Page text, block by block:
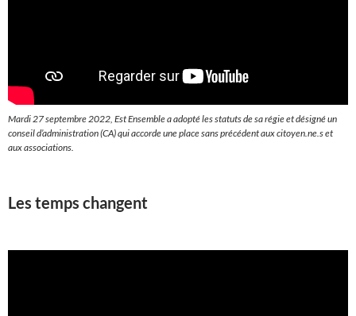
Mardi 27 septembre 2022, Est Ensemble a adopté les statuts de sa régie et désigné un
conseil d’administration (CA) qui accorde une place sans précédent aux citoyen.ne.s et
aux associations.
Les temps changent